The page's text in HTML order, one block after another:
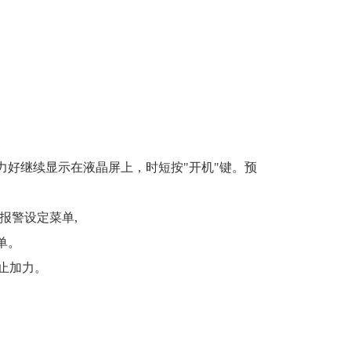
继续显示在液晶屏上，时短按"开机"键。预
警设定菜单,
加力。